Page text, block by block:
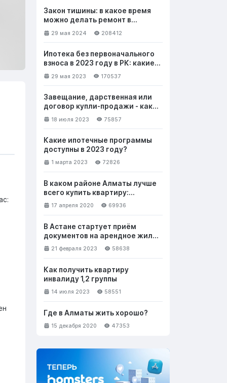
Закон тишины: в какое время
можно делать ремонт в
квартире в выходные и будни
29 мая 2024 208412
Ипотека без первоначального
взноса в 2023 году в РК: какие
банки выдают и на каких
условиях
29 мая 2023 170537
Завещание, дарственная или
договор купли-продажи - как
лучше безвозмездно передать
недвижимость
18 июля 2023 75857
Какие ипотечные программы
доступны в 2023 году?
1 марта 2023 72826
В каком районе Алматы лучше
всего купить квартиру:
выбираем новостройку. Часть 1
17 апреля 2020 69936
В Астане стартует приём
документов на арендное жильё
с правом выкупа
21 февраля 2023 58638
Как получить квартиру
инвалиду 1,2 группы
14 июля 2023 58551
Где в Алматы жить хорошо?
15 декабря 2020 47353